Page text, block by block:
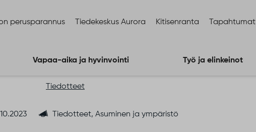
perusparannus Tiedekeskus Aurora Kitisenranta Tapahtumat
Vapaa-aika ja hyvinvointi Työ ja elinkeinot
Tiedotteet
Tiedotteet, Asuminen ja ympäristö